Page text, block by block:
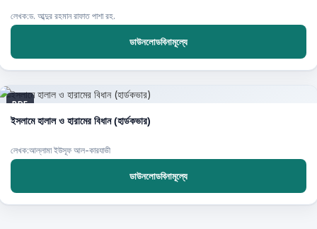
লেখক:ড. আব্দুর রহমান রাফাত পাশা রহ.
ডাউনলোডবিনামূল্যে
PDF
ইসলামে হালাল ও হারামের বিধান (হার্ডকভার)
লেখক:আল্লামা ইউসূফ আল-কারযাভী
ডাউনলোডবিনামূল্যে